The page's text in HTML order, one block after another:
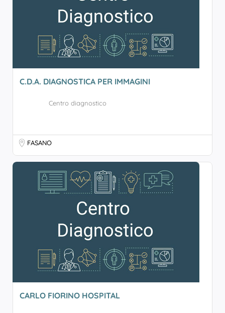
C.D.A. DIAGNOSTICA PER IMMAGINI
Centro diagnostico
FASANO
CARLO FIORINO HOSPITAL